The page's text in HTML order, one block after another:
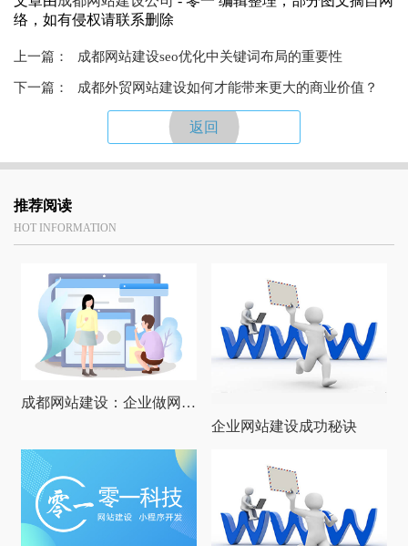
络，如有侵权请联系删除
上一篇： 成都网站建设seo优化中关键词布局的重要性
下一篇： 成都外贸网站建设如何才能带来更大的商业价值？
返回
推荐阅读
HOT INFORMATION
成都网站建设：企业做网站还有必要做PC端网站吗
企业网站建设成功秘诀